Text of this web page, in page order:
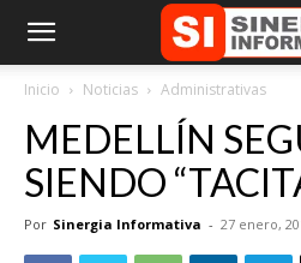
Inicio Noticias Administrativas
MEDELLÍN
SIENDO
Por Sinergia Informativa - 27 enero,